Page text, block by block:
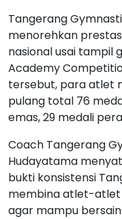
Tangerang
menorehkan
nasional usai tampil
Academy
tersebut, para atlet
pulang total 76
emas, 29 medali
Coach Tangerang
Hudayatama
bukti konsistensi
membina atlet-atlet
agar mampu